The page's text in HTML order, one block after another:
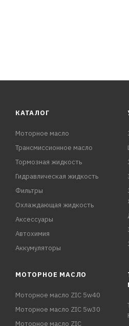
КАТАЛОГ
Моторное масло
Трансмиссионное масло
Тормозная жидкость
Гидравлическая жидкость
Фильтры
Охлаждающая жидкость
Аксессуары
Автохимия
Аккумуляторы
МОТОРНОЕ МАСЛО
Моторное масло ZIC 5w40
Моторное масло ZIC 5w30
Моторное масло ZIC